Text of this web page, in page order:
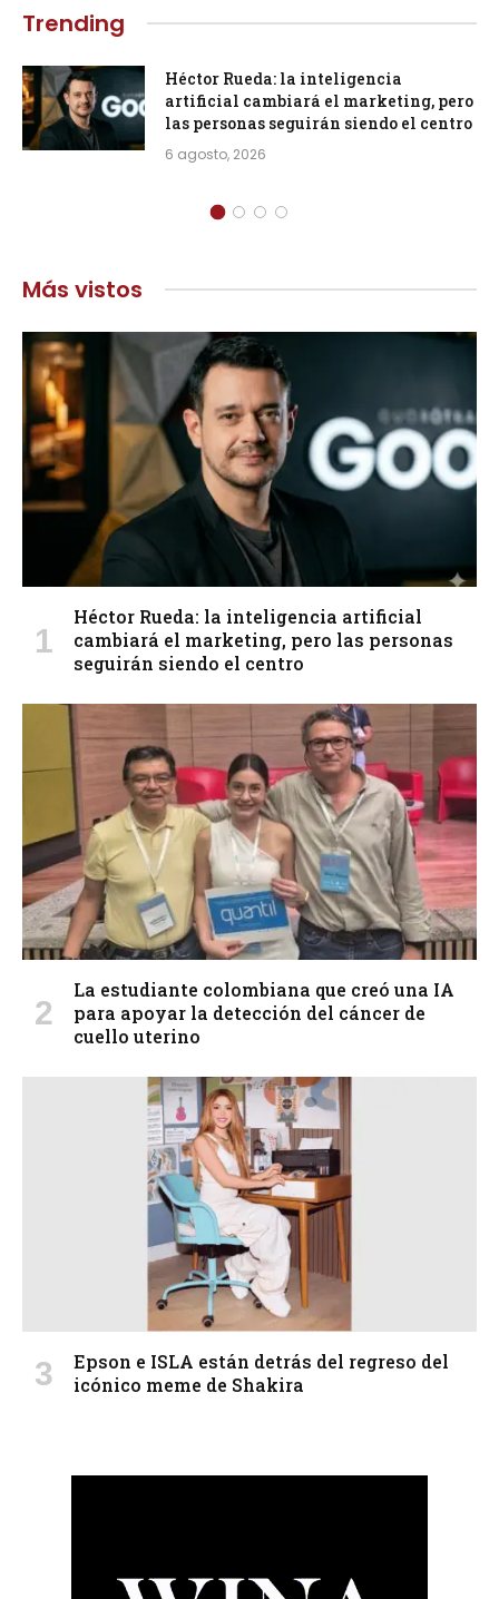
Trending
Héctor Rueda: la inteligencia
artificial cambiará el marketing, pero
las personas seguirán siendo el centro
6 agosto, 2026
Más vistos
Héctor Rueda: la inteligencia artificial
cambiará el marketing, pero las personas
seguirán siendo el centro
La estudiante colombiana que creó una IA
para apoyar la detección del cáncer de
cuello uterino
Epson e ISLA están detrás del regreso del
icónico meme de Shakira